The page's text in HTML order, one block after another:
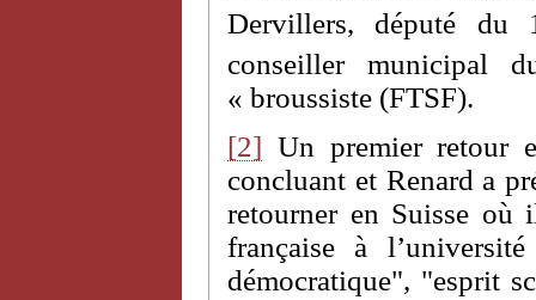
Dervillers, député du
conseiller municipal
« broussiste (FTSF).
[2] Un premier retour
concluant et Renard a
retourner en Suisse où
française à
démocratique", "esprit